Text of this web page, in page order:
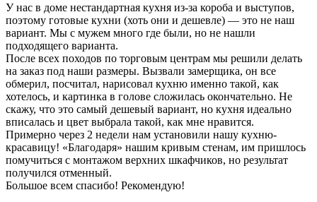
У нас в доме нестандартная кухня из-за короба и выступов,
поэтому готовые кухни (хоть они и дешевле) — это не наш
вариант. Мы с мужем много где были, но не нашли
подходящего варианта.
После всех походов по торговым центрам мы решили делать
на заказ под наши размеры. Вызвали замерщика, он все
обмерил, посчитал, нарисовал кухню именно такой, как
хотелось, и картинка в голове сложилась окончательно. Не
скажу, что это самый дешевый вариант, но кухня идеально
вписалась и цвет выбрала такой, как мне нравится.
Примерно через 2 недели нам установили нашу кухню-
красавицу! «Благодаря» нашим кривым стенам, им пришлось
помучиться с монтажом верхних шкафчиков, но результат
получился отменный.
Большое всем спасибо! Рекомендую!